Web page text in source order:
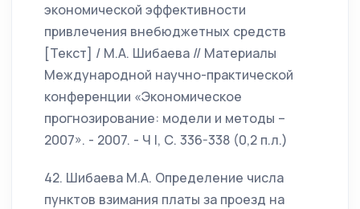
экономической эффективности
привлечения внебюджетных средств
[Текст] / М.А. Шибаева // Материалы
Международной научно-практической
конференции «Экономическое
прогнозирование: модели и методы –
2007». - 2007. - Ч I, С. 336-338 (0,2 п.л.)
42. Шибаева М.А. Определение числа
пунктов взимания платы за проезд на